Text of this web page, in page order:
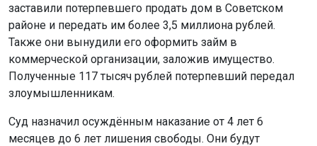
заставили потерпевшего продать дом в Советском
районе и передать им более 3,5 миллиона рублей.
Также они вынудили его оформить займ в
коммерческой организации, заложив имущество.
Полученные 117 тысяч рублей потерпевший передал
злоумышленникам.
Суд назначил осуждённым наказание от 4 лет 6
месяцев до 6 лет лишения свободы. Они будут